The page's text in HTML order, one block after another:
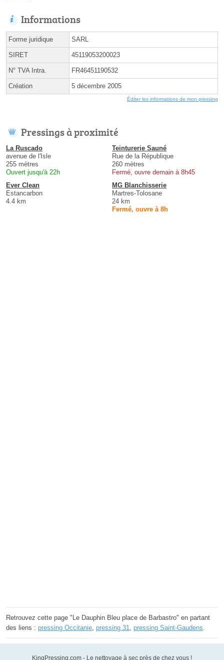
Informations
Forme juridique SARL
SIRET 45119053200023
N° TVA Intra. FR46451190532
Création 5 décembre 2005
Éditer les informations de mon pressing
Pressings à proximité
La Ruscado
avenue de l'Isle
255 mètres
Ouvert jusqu'à 22h
Teinturerie Sauné
Rue de la République
260 mètres
Fermé, ouvre demain à 8h45
Ever Clean
Estancarbon
4.4 km
MG Blanchisserie
Martres-Tolosane
24 km
Fermé, ouvre à 8h
Retrouvez cette page "Le Dauphin Bleu place de Barbastro" en partant
des liens : pressing Occitanie pressing 31 pressing Saint-Gaudens
KingPressing.com - Le nettoyage à sec près de chez vous !